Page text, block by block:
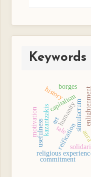
Keywords
capitalism
reification
simulacrum
humanity
kazantzakis
religious
art
usefulness aura
history
commitment
borges
motivation tale